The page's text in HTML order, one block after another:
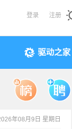
登录 注册
驱动之家
年08月9日 星期日
终结流言
储该涨价